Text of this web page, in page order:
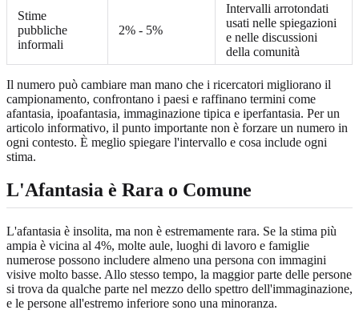
Stime
pubbliche
informali
2% - 5%
Intervalli arrotondati
usati nelle spiegazioni
e nelle discussioni
della comunità
Il numero può cambiare man mano che i ricercatori migliorano il
campionamento, confrontano i paesi e raffinano termini come
afantasia, ipoafantasia, immaginazione tipica e iperfantasia. Per un
articolo informativo, il punto importante non è forzare un numero in
ogni contesto. È meglio spiegare l'intervallo e cosa include ogni
stima.
L'Afantasia è Rara o Comune
L'afantasia è insolita, ma non è estremamente rara. Se la stima più
ampia è vicina al 4%, molte aule, luoghi di lavoro e famiglie
numerose possono includere almeno una persona con immagini
visive molto basse. Allo stesso tempo, la maggior parte delle persone
si trova da qualche parte nel mezzo dello spettro dell'immaginazione,
e le persone all'estremo inferiore sono una minoranza.